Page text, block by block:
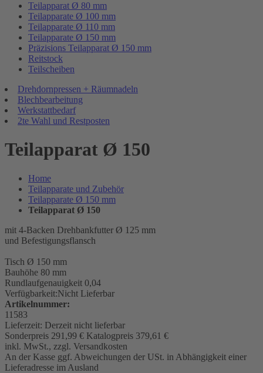
Teilapparat Ø 80 mm
Teilapparate Ø 100 mm
Teilapparate Ø 110 mm
Teilapparate Ø 150 mm
Präzisions Teilapparat Ø 150 mm
Reitstock
Teilscheiben
Drehdornpressen + Räumnadeln
Blechbearbeitung
Werkstattbedarf
2te Wahl und Restposten
Teilapparat Ø 150
Home
Teilapparate und Zubehör
Teilapparate Ø 150 mm
Teilapparat Ø 150
mit 4-Backen Drehbankfutter Ø 125 mm
und Befestigungsflansch
Tisch Ø 150 mm
Bauhöhe 80 mm
Rundlaufgenauigkeit 0,04
Verfügbarkeit:Nicht Lieferbar
Artikelnummer:
11583
Lieferzeit: Derzeit nicht lieferbar
Sonderpreis 291,99 € Katalogpreis 379,61 €
inkl. MwSt., zzgl. Versandkosten
An der Kasse ggf. Abweichungen der USt. in Abhängigkeit einer
Lieferadresse im Ausland